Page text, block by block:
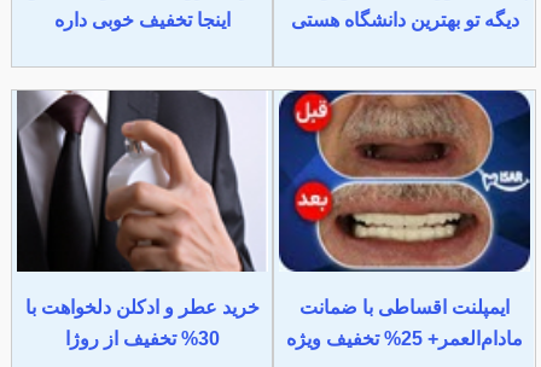
دیگه تو بهترین دانشگاه هستی
اینجا تخفیف خوبی داره
ایمپلنت اقساطی با ضمانت
مادام‌العمر+ 25% تخفیف ویژه
خرید عطر و ادکلن دلخواهت با
30% تخفیف از روژا